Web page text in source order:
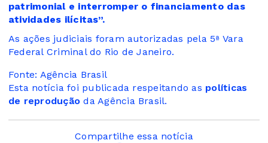
patrimonial e interromper o financiamento das
atividades ilícitas”.
As ações judiciais foram autorizadas pela 5ª Vara
Federal Criminal do Rio de Janeiro.
Fonte: Agência Brasil
Esta notícia foi publicada respeitando as políticas
de reprodução da Agência Brasil.
Compartilhe essa notícia